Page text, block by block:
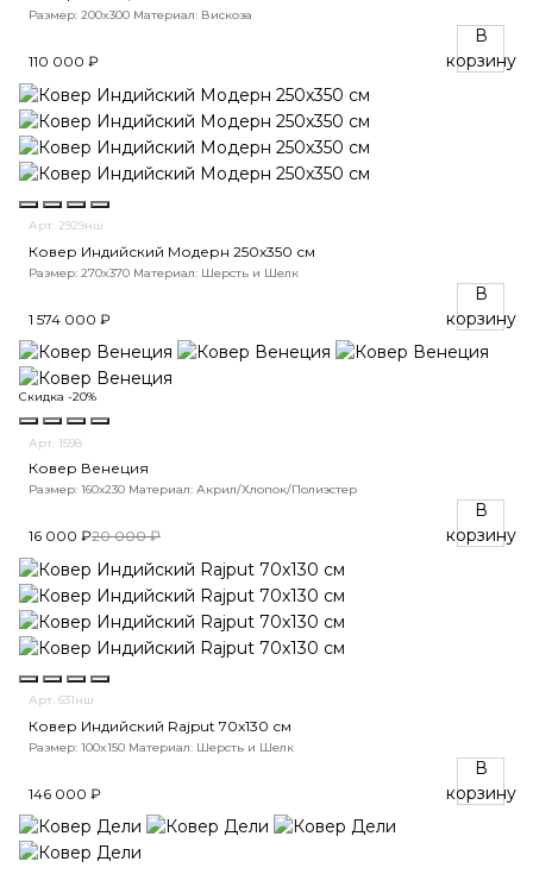
Размер: 200x300 Материал: Вискоза
110 000 ₽
В
корзину
Арт. 2929нш
Ковер Индийский Модерн 250x350 см
Размер: 270x370 Материал: Шерсть и Шелк
1 574 000 ₽
В
корзину
Скидка -20%
Арт. 1598
Ковер Венеция
Размер: 160х230 Материал: Акрил/Хлопок/Полиэстер
16 000 ₽20 000 ₽
В
корзину
Арт. 631нш
Ковер Индийский Rajput 70x130 см
Размер: 100x150 Материал: Шерсть и Шелк
146 000 ₽
В
корзину